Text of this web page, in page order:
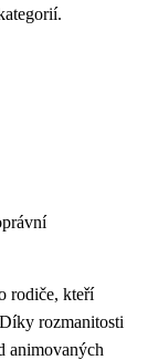
rodiče, kteří
rozmanitosti
animovaných